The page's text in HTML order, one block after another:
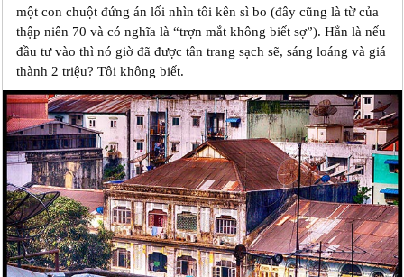
một con chuột đứng án lối nhìn tôi kên sì bo (đây cũng là từ của
thập niên 70 và có nghĩa là “trợn mắt không biết sợ”). Hẳn là nếu
đầu tư vào thì nó giờ đã được tân trang sạch sẽ, sáng loáng và giá
thành 2 triệu? Tôi không biết.